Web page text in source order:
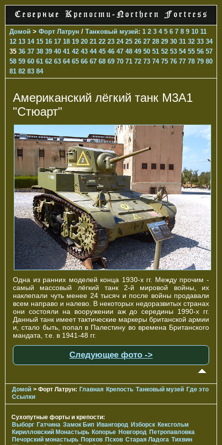
Домой > Форт Латрун / Танковый музей: 1 2 3 4 5 6 7 8 9 10 11
12 13 14 15 16 17 18 19 20 21 22 23 24 25 26 27 28 29 30 31 32 33 34
35 36 37 38 39 40 41 42 43 44 45 46 47 48 49 50 51 52 53 54 55 56 57
58 59 60 61 62 63 64 65 66 67 68 69 70 71 72 73 74 75 76 77 78 79 80
81 82 83 84
Американский лёгкий танк M3A1
"Стюарт"
Одна из ранних моделей конца 1930-х гг. Между прочим -
самый массовый лёгкий танк 2-й мировой войны, их
наклепали чуть менее 24 тысяч и после войны продавали
всем направо и налево. В некоторых недоразвитых странах
они состояли на вооружении аж до середины 1990-х гг.
Данный танк имеет тактические маркеры британской армии
и, стало быть, попал в Палестину во времена Британского
мандата, т.е. в 1941-48 гг.
Следующее фото ->
Домой > Форт Латрун: Главная Крепость Танковый музей Где это
Ссылки
Сухопутные форты и крепости:
Выборг Гатчина Замок Бип Ивангород Изборск Кексгольм
Кирилловский Монастырь Копорье Новгород Петропавловка
Печорcкий монастырь Порхов Псков Старая Ладога Тихвин